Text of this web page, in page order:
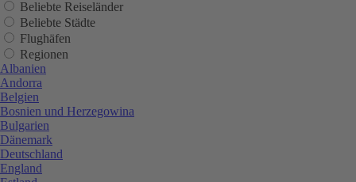
Beliebte Reiseländer
Beliebte Städte
Flughäfen
Regionen
Albanien
Andorra
Belgien
Bosnien und Herzegowina
Bulgarien
Dänemark
Deutschland
England